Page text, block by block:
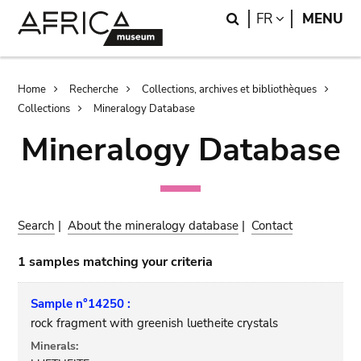
Search
FR LANGUAGE
MENU
Breadcrumb
Home Recherche
Collections, archives et bibliothèques
Collections
Mineralogy Database
Mineralogy Database
Search |About the mineralogy database | Contact
1 samples matching your criteria
Sample n°14250 :
rock fragment with greenish luetheite crystals
Minerals: